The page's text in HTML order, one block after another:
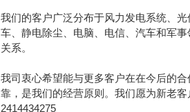
我们的客户广泛分布于风力发电系统、
车、静电除尘、电脑、电信、汽车和军
关系。
我司衷心希望能与更多客户在在今后的
靠，是我们的经营原则。我们愿为新老
2414434275